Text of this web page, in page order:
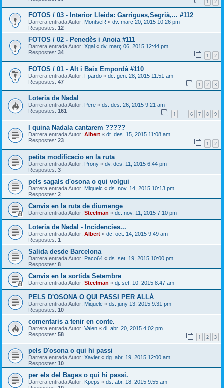
1 2
FOTOS / 03 - Interior Lleida: Garrigues,Segrià,... #112
Darrera entrada Autor: MontseR « dv. març 20, 2015 10:26 pm
Respostes: 12
FOTOS / 02 - Penedès i Anoia #111
Darrera entrada Autor: Xgal « dv. març 06, 2015 12:44 pm
Respostes: 34 1 2
FOTOS / 01 - Alt i Baix Empordà #110
Darrera entrada Autor: Fpardo « dc. gen. 28, 2015 11:51 am
Respostes: 47 1 2 3
Loteria de Nadal
Darrera entrada Autor: Pere « ds. des. 26, 2015 9:21 am
Respostes: 161 1 6 7 8 9
I quina Nadala cantarem ?????
Darrera entrada Autor: Albert « dt. des. 15, 2015 11:08 am
Respostes: 23 1 2
petita modificacio en la ruta
Darrera entrada Autor: Prony « dv. des. 11, 2015 6:44 pm
Respostes: 3
pels sagals d'osona o qui volgui
Darrera entrada Autor: Miquelc « ds. nov. 14, 2015 10:13 pm
Respostes: 2
Canvis en la ruta de diumenge
Darrera entrada Autor: Steelman « dc. nov. 11, 2015 7:10 pm
Loteria de Nadal - Incidencies...
Darrera entrada Autor: Albert « dc. oct. 14, 2015 9:49 am
Respostes: 1
Salida desde Barcelona
Darrera entrada Autor: Paco64 « ds. set. 19, 2015 10:00 pm
Respostes: 8
Canvis en la sortida Setembre
Darrera entrada Autor: Steelman « dj. set. 10, 2015 8:47 am
PELS D'OSONA O QUI PASSI PER ALLÀ
Darrera entrada Autor: Miquelc « ds. juny 13, 2015 9:31 pm
Respostes: 10
comentaris a tenir en conte.
Darrera entrada Autor: Valen « dl. abr. 20, 2015 4:02 pm
Respostes: 58 1 2 3
pels D'osona o qui hi passi
Darrera entrada Autor: Xavier « dg. abr. 19, 2015 12:00 am
Respostes: 10
per els del Bages o qui hi passi.
Darrera entrada Autor: Kpeps « ds. abr. 18, 2015 9:55 am